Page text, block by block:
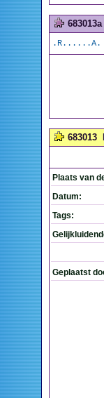
683013a
.R......A.
683013
Plaats van
Datum:
Tags:
Geplaatst